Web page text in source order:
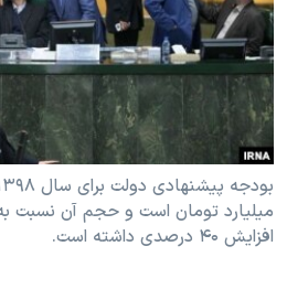
فرهنگ و زندگی
حقوق شهروندی
اقتصادی
علم و فناوری
اسرائیل در جنگ
گالری عکس
مستندها
انتخابات ریاست جمهوری آمریکا ۲۰۲۴
حمله جمهوری اسلامی به اسرائیل
رمز مهسا
ورزش زنان در ایران
اعتراضات زن، زندگی، آزادی
دنبال کنید
زبانهای مختلف
میلیارد تومان است و حجم آن نسبت
افزایش ۴۰ درصدی داشته است.